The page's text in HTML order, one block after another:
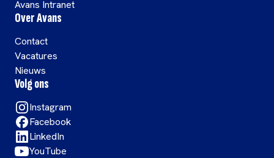
Avans Intranet
Over Avans
Contact
Vacatures
Nieuws
Volg ons
Instagram
Facebook
LinkedIn
YouTube